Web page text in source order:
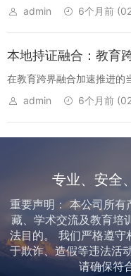
察"已成为职业发展的核心
admin 6个月前
在教育跨界融合加速推进的
进资源优化的创新实践，正
admin 6个月前
专业、安全
重要声明： 本公司所有
藏、学术交流及教育培
法目的。 我们严格遵守
于欺诈、造假等违法活
请确保符